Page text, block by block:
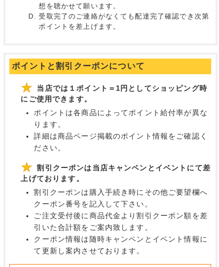
想を聴かせて願います。
受取完了のご連絡がなくても配達完了確認でき次第
ポイントを差上げます。
ポイントと割引クーポンについて
当店では１ポイント＝1円としてショッピング時
にご使用できます。
ポイントは各商品によってポイント給付率が異な
ります。
詳細は商品ページ掲載のポイント情報をご確認く
ださい。
割引クーポンは当店キャンペンとイベントにて差
上げております。
割引クーポンは購入手続き時にその他ご要望欄へ
クーポン番号を記入して下さい。
ご注文受付後に商品代金より割引クーポン額を差
引いた合計額をご案内致します。
クーポン情報は随時キャンペンとイベント情報に
て更新し案内させております。